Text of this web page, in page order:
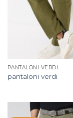
PANTALONI VERDI
pantaloni verdi